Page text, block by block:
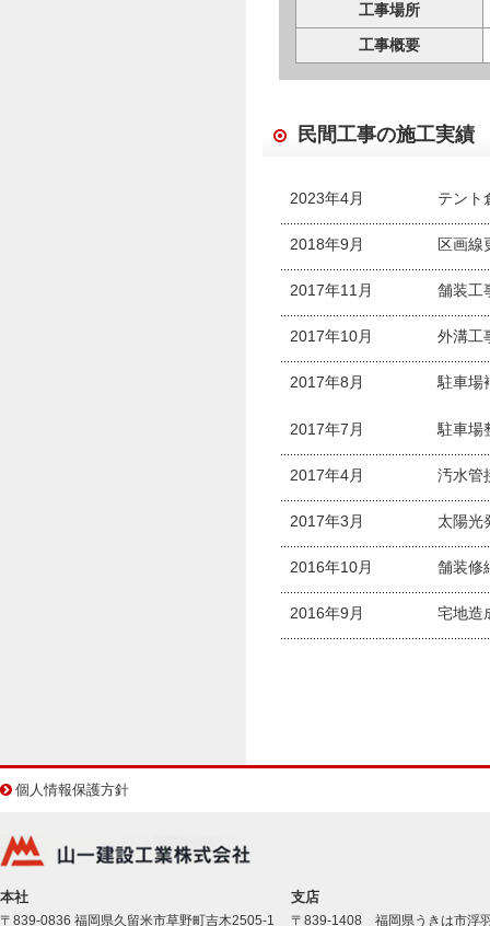
工事場所
工事概要
民間工事の施工実績
2023年4月 テント
2018年9月 区画線
2017年11月 舗装工
2017年10月 外溝工
2017年8月 駐車場
2017年7月 駐車場
2017年4月 汚水管
2017年3月 太陽光
2016年10月 舗装修
2016年9月 宅地造
個人情報保護方針
本社
〒839-0836 福岡県久留米市草野町吉木2505-1
支店
〒839-1408 福岡県うきは市浮